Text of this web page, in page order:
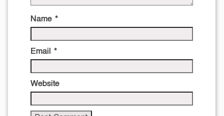
Name *
Email *
Website